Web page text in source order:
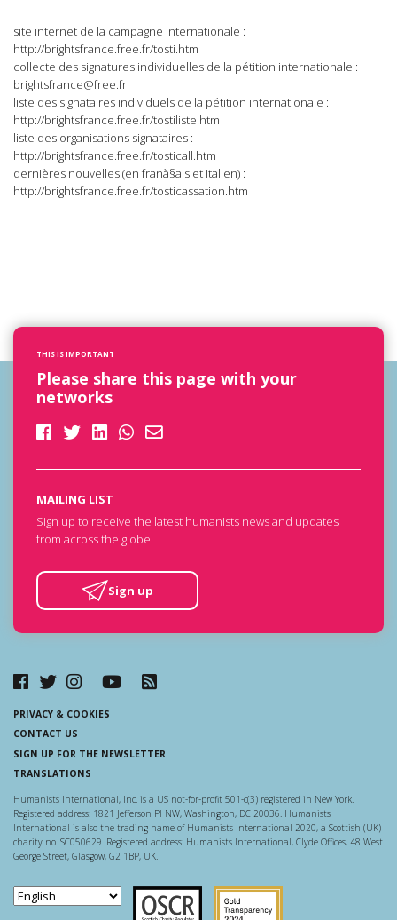
site internet de la campagne internationale :
http://brightsfrance.free.fr/tosti.htm
collecte des signatures individuelles de la pétition internationale :
brightsfrance@free.fr
liste des signataires individuels de la pétition internationale :
http://brightsfrance.free.fr/tostiliste.htm
liste des organisations signataires :
http://brightsfrance.free.fr/tosticall.htm
dernières nouvelles (en franà§ais et italien) :
http://brightsfrance.free.fr/tosticassation.htm
THIS IS IMPORTANT
Please share this page with your
networks
MAILING LIST
Sign up to receive the latest humanists news and updates
from across the globe.
Sign up
PRIVACY & COOKIES
CONTACT US
SIGN UP FOR THE NEWSLETTER
TRANSLATIONS
Humanists International, Inc. is a US not-for-profit 501-c(3) registered in New York.
Registered address: 1821 Jefferson Pl NW, Washington, DC 20036. Humanists
International is also the trading name of Humanists International 2020, a Scottish (UK)
charity no. SC050629. Registered address: Humanists International, Clyde Offices, 48 West
George Street, Glasgow, G2 1BP, UK.
Scottish Charity Regulator
Guidestar US